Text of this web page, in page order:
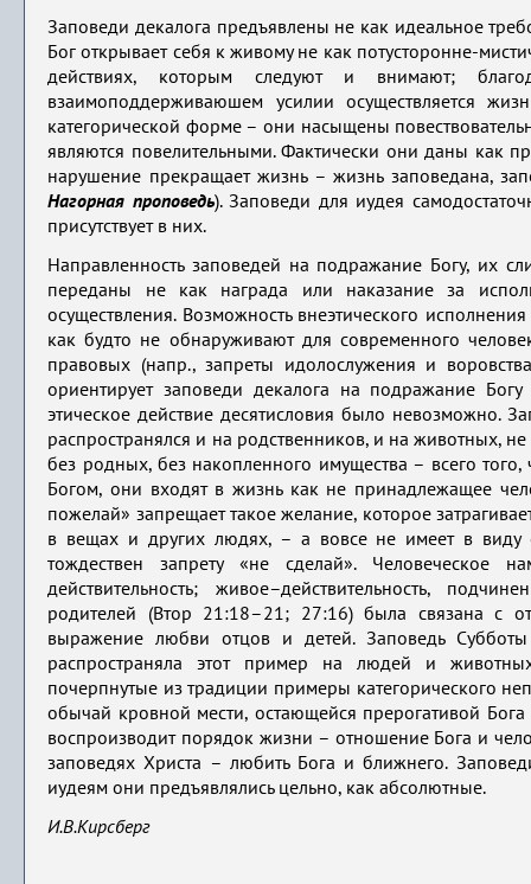
Заповеди декалога предъявлены не как идеальное
Бог открывает себя к живому не как потусторонне-
действиях, которым следуют и внимают;
взаимоподдерживаюшем усилии осуществляется
категорической форме – они насыщены
являются повелительными. Фактически они даны как
нарушение прекращает жизнь – жизнь заповедана,
Нагорная проповедь). Заповеди для иудея
присутствует в них.
Направленность заповедей на подражание Богу, их
переданы не как награда или наказание за
осуществления. Возможность внеэтического
как будто не обнаруживают для современного
правовых (напр., запреты идолослужения и
ориентирует заповеди декалога на подражание
этическое действие десятисловия было невозможно.
распространялся и на родственников, и на животных,
без родных, без накопленного имущества – всего
Богом, они входят в жизнь как не принадлежащее
пожелай» запрещает такое желание, которое
в вещах и других людях, – а вовсе не имеет в виду
тождествен запрету «не сделай».
действительность; живое–действительность,
родителей (Втор 21:18–21; 27:16) была связана с
выражение любви отцов и детей. Заповедь
распространяла этот пример на людей и
почерпнутые из традиции примеры категорического
обычай кровной мести, остающейся прерогативой Бога
воспроизводит порядок жизни – отношение Бога и
заповедях Христа – любить Бога и ближнего.
иудеям они предъявлялись цельно, как абсолютные.
И.В.Кирсберг